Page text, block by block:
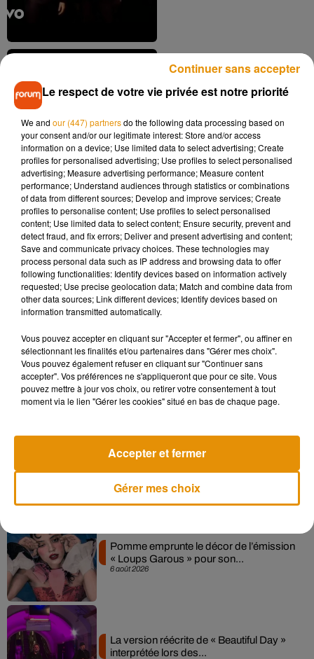
2 mai 2019
Elton John - Sacrifice
5 6 7 8 9 10
Musique
7 août 2026
Madonna sort enfin le remix de « Love
Sensation » avec Kylie Minogue
7 août 2026
Angèle et Amélie Lens dévoilent leur
6 août 2026
Pomme emprunte le décor de l’émission
« Loups Garous » pour son...
La version réécrite de « Beautiful Day »
interprétée lors des...
Le respect de votre vie privée est notre priorité
We and our (447) partnersdo the following data processing based on
your consent and/or our legitimate interest: Store and/or access
information on a device; Use limited data to select advertising; Create
profiles for personalised advertising; Use profiles to select personalised
advertising; Measure advertising performance; Measure content
performance; Understand audiences through statistics or combinations
of data from different sources; Develop and improve services; Create
profiles to personalise content; Use profiles to select personalised
content; Use limited data to select content; Ensure security, prevent and
detect fraud, and fix errors; Deliver and present advertising and content;
Save and communicate privacy choices. These technologies may
process personal data such as IP address and browsing data to offer
following functionalities: Identify devices based on information actively
requested; Use precise geolocation data; Match and combine data from
other data sources; Link different devices; Identify devices based on
information transmitted automatically.
Vous pouvez accepter en cliquant sur "Accepter et fermer", ou affiner en
sélectionnant les finalités et/ou partenaires dans "Gérer mes choix".
Vous pouvez également refuser en cliquant sur "Continuer sans
accepter". Vos préférences ne s'appliqueront que pour ce site. Vous
pouvez mettre à jour vos choix, ou retirer votre consentement à tout
moment via le lien "Gérer les cookies" situé en bas de chaque page.
Gérer mes choix
Accepter et fermer
Continuer sans accepter